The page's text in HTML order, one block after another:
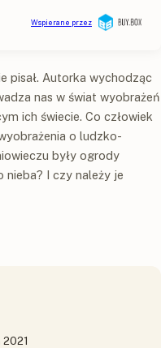
pisał. Autorka wychodząc
nas w świat wyobrażeń
ich świecie. Co człowiek
o ludzko-
były ogrody
I czy należy je
2021